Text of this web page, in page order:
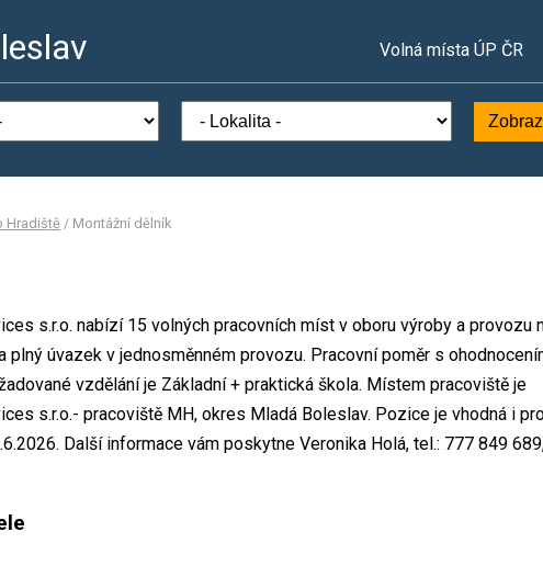
Volná místa ÚP ČR
Hradiště/ Montážní dělník
s.r.o. nabízí 15 volných pracovních míst v oboru výroby a provozu
plný úvazek v jednosměnném provozu. Pracovní poměr s
vzdělání je Základní + praktická škola. Místem pracoviště je
s.r.o.- pracoviště MH, okres Mladá Boleslav. Pozice je vhodná i
Další informace vám poskytne Veronika Holá, tel.: 777 849